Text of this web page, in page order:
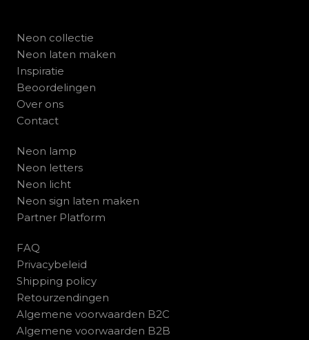
Neon collectie
Neon laten maken
Inspiratie
Beoordelingen
Over ons
Contact
Neon lamp
Neon letters
Neon licht
Neon sign laten maken
Partner Platform
FAQ
Privacybeleid
Shipping policy
Retourzendingen
Algemene voorwaarden B2C
Algemene voorwaarden B2B